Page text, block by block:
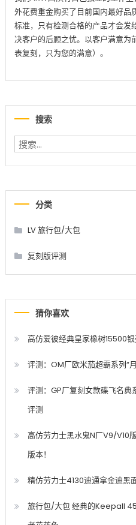
外花费重金购买了目前国内最好
标准，只有检测合格的产品才会发
决客户的后顾之忧。以客户满意为
表复刻，只为您的满意）。
搜索
分类
LV 旅行包/大包
复刻版评测
猜你喜欢
高仿爱彼经典皇家橡树15500
评测：OM厂欧米茄超霸系列“
评测：GP厂复刻女款碟飞名
评测
高仿劳力士黑水鬼N厂V9/V10
版本！
精仿劳力士4130迪通拿金迪黑
旅行包/大包 经典的Keepall